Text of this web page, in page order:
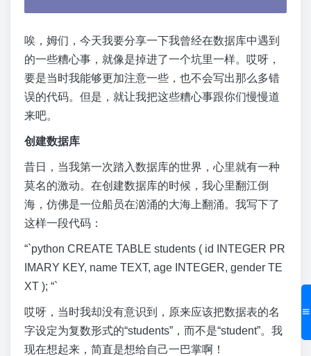
唉，姆们，今天我要分享一下我曾经在数据库中遇到
的一些糟心事，就像是掉进了一个坑里一样。哎呀，
要是当时我能够更加注意一些，也不会写出那么多错
误的代码。但是，就让我把这些糟心事跟你们慢慢道
来吧。
创建数据库
昔日，当我第一次踏入数据库的世界，心里就有一种
莫名的激动。在创建数据库的时候，我心里翻江倒
海，仿佛是一位船员在汹涌的大海上翻涌。我写下了
这样一段代码：
“`python CREATE TABLE students ( id INTEGER PR
IMARY KEY, name TEXT, age INTEGER, gender TE
XT ); “`
哎呀，当时我却没有意识到，原来应该把数据表的名
字设定为复数形式的“students”，而不是“student”。我
现在想起来，简直是想给自己一巴掌啊！